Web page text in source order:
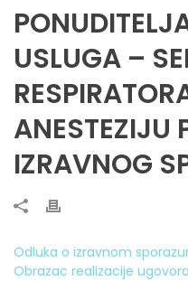
USLUGA –
ANESTEZIJU
IZRAVNOG
Odluka o izravnom
Obrazac realizacije